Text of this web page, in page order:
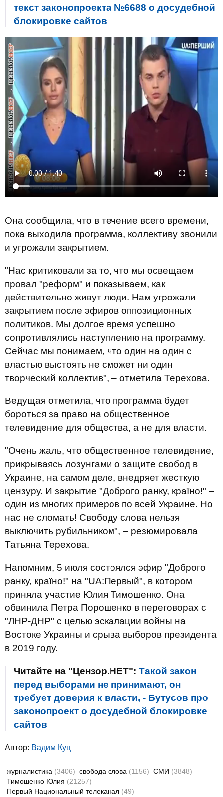
текст законопроекта №6688 о досудебной
блокировке сайтов
Она сообщила, что в течение всего времени,
пока выходила программа, коллективу звонили
и угрожали закрытием.
"Нас критиковали за то, что мы освещаем
провал "реформ" и показываем, как
действительно живут люди. Нам угрожали
закрытием после эфиров оппозиционных
политиков. Мы долгое время успешно
сопротивлялись наступлению на программу.
Сейчас мы понимаем, что один на один с
властью выстоять не сможет ни один
творческий коллектив", – отметила Терехова.
Ведущая отметила, что программа будет
бороться за право на общественное
телевидение для общества, а не для власти.
"Очень жаль, что общественное телевидение,
прикрываясь лозунгами о защите свобод в
Украине, на самом деле, внедряет жесткую
цензуру. И закрытие "Доброго ранку, країно!" –
один из многих примеров по всей Украине. Но
нас не сломать! Свободу слова нельзя
выключить рубильником", – резюмировала
Татьяна Терехова.
Напомним, 5 июля состоялся эфир "Доброго
ранку, країно!" на "UA:Первый", в котором
приняла участие Юлия Тимошенко. Она
обвинила Петра Порошенко в переговорах с
"ЛНР-ДНР" с целью эскалации войны на
Востоке Украины и срыва выборов президента
в 2019 году.
Читайте на "Цензор.НЕТ": Такой закон
перед выборами не принимают, он
требует доверия к власти, - Бутусов про
законопроект о досудебной блокировке
сайтов
Автор: Вадим Куц
журналистика (3406) свобода слова (1156) СМИ (3848)
Тимошенко Юлия (21257)
Первый Национальный телеканал (49)